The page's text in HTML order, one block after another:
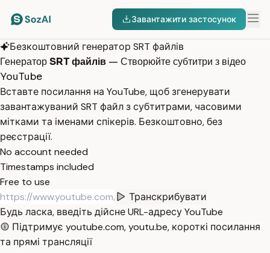
Завантажити застосунок
Безкоштовний генератор SRT файлів
ГенераторSRT файлів — Створюйте субтитри з відео
YouTube
Вставте посилання на YouTube, щоб згенерувати
завантажуваний SRT файл з субтитрами, часовими
мітками та іменами спікерів. Безкоштовно, без
реєстрації.
No account needed
Timestamps included
Free to use
Транскрибувати
Будь ласка, введіть дійсне URL-адресу YouTube
Підтримує youtube.com, youtu.be, короткі посилання
та прямі трансляції